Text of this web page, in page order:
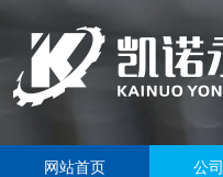
网站首页 公